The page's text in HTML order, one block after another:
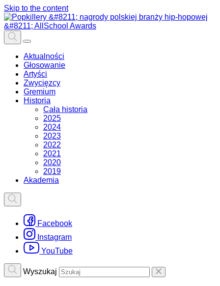
Skip to the content
Aktualności
Głosowanie
Artyści
Zwycięzcy
Gremium
Historia
Cała historia
2025
2024
2023
2022
2021
2020
2019
Akademia
Facebook
Instagram
YouTube
Wyszukaj